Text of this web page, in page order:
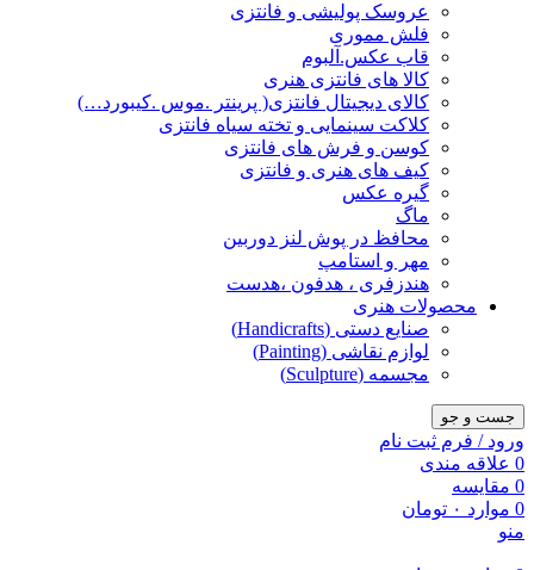
عروسک پولیشی و فانتزی
فلش مموری
قاب عکس.آلبوم
کالا های فانتزی هنری
کالای دیجیتال فانتزی( پرینتر .موس .کیبورد…)
کلاکت سینمایی و تخته سیاه فانتزی
کوسن و فرش های فانتزی
کیف های هنری و فانتزی
گیره عکس
ماگ
محافظ در پوش لنز دوربین
مهر و استامپ
هندزفری ، هدفون ،هدست
محصولات هنری
صنایع دستی (Handicrafts)
لوازم نقاشی (Painting)
مجسمه (Sculpture)
جست و جو
ورود / فرم ثبت نام
0 علاقه مندی
0 مقایسه
0 موارد ۰ تومان
منو